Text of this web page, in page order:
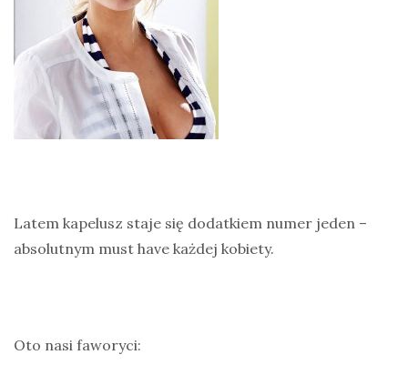
Latem kapelusz staje się dodatkiem numer jeden –
absolutnym must have każdej kobiety.
Oto nasi faworyci: